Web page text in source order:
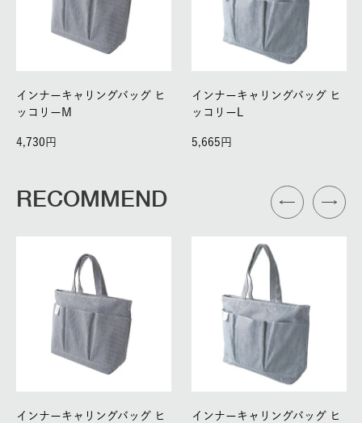
インナーキャリングバッグ ヒ
ッコリーM
4,730
インナーキャリングバッグ ヒ
ッコリーL
5,665
RECOMMEND
インナーキャリングバッグ ヒ
インナーキャリングバッグ ヒ